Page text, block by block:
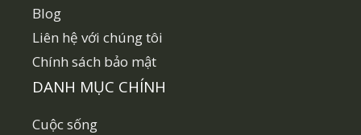
Blog
Liên hệ với chúng tôi
Chính sách bảo mật
DANH MỤC CHÍNH
Cuộc sống